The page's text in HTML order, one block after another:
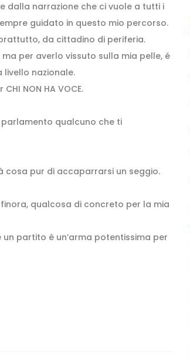
dalla narrazione che ci vuole a tutti i
guidato in questo mio percorso.
da cittadino di periferia.
per averlo vissuto sulla mia pelle, é
nazionale.
NON HA VOCE.
qualcuno che ti
cosa pur di accaparrarsi un seggio.
qualcosa di concreto per la mia
partito è un’arma potentissima per